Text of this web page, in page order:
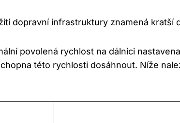
dopravní infrastruktury znamená kratší
povolená rychlost na dálnici
této rychlosti dosáhnout. Níže